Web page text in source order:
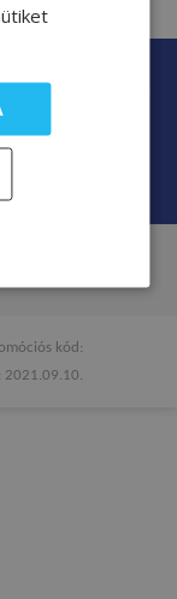
amelyek célja a
nem helyettesítik
és a kezelést.
orvosához!
kód:
2021.09.10.